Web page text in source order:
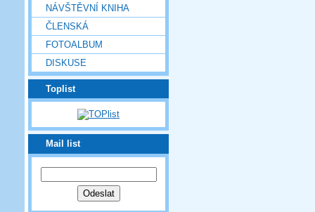
NÁVŠTĚVNÍ KNIHA
ČLENSKÁ
FOTOALBUM
DISKUSE
Toplist
Mail list